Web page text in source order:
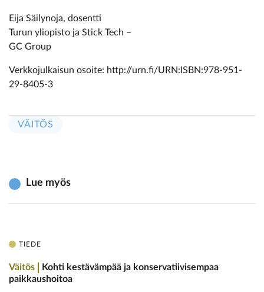
Eija Säilynoja, dosentti
Turun yliopisto ja Stick Tech –
GC Group
Verkkojulkaisun osoite: http://urn.fi/URN:ISBN:978-951-
29-8405-3
VÄITÖS
Lue myös
TIEDE
Väitös
Kohti kestävämpää ja konservatiivisempaa
paikkaushoitoa